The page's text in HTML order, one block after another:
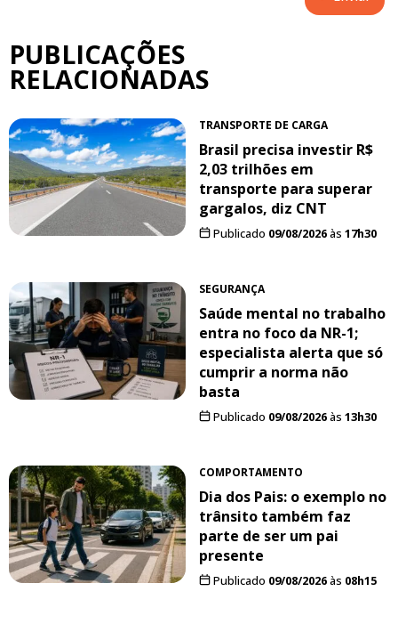
PUBLICAÇÕES
RELACIONADAS
TRANSPORTE DE CARGA
Brasil precisa investir R$
2,03 trilhões em
transporte para superar
gargalos, diz CNT
Publicado 09/08/2026às 17h30
SEGURANÇA
Saúde mental no trabalho
entra no foco da NR-1;
especialista alerta que só
cumprir a norma não
basta
Publicado 09/08/2026às 13h30
COMPORTAMENTO
Dia dos Pais: o exemplo no
trânsito também faz
parte de ser um pai
presente
Publicado 09/08/2026às 08h15